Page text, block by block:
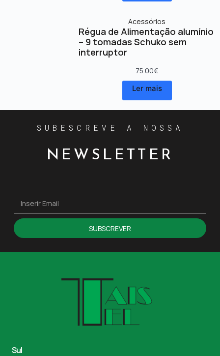
Acessórios
Régua de Alimentação alumínio
– 9 tomadas Schuko sem
interruptor
75.00€
Ler mais
SUBESCREVE A NOSSA
NEWSLETTER
SUBSCREVER
Sul